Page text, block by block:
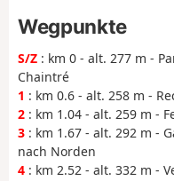
Wegpunkte
S/Z : km 0 - alt. 277 m -
Chaintré
1 : km 0.6 - alt. 258 m -
2 : km 1.04 - alt. 259 m -
3 : km 1.67 - alt. 292 m -
nach Norden
4 : km 2.52 - alt. 332 m -